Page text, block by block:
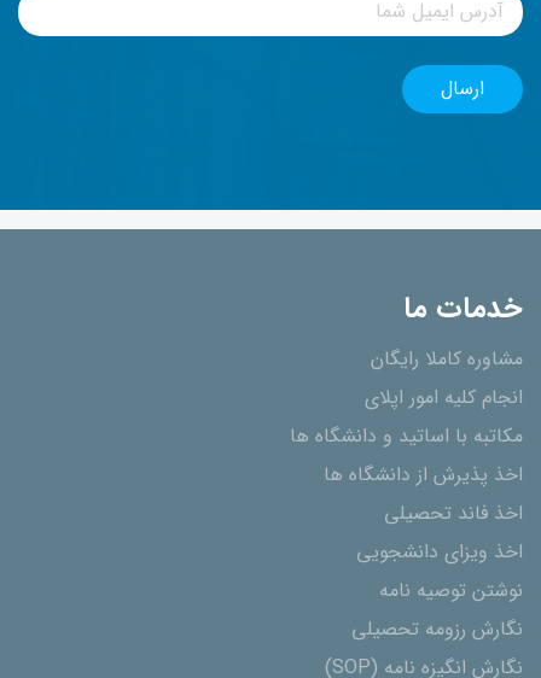
خدمات ما
مشاوره کاملا رایگان
انجام کلیه امور اپلای
مکاتبه با اساتید و دانشگاه ها
اخذ پذیرش از دانشگاه ھا
اخذ فاند تحصیلی
اخذ ویزای دانشجویی
نوشتن توصیه نامه
نگارش رزومه تحصیلی
نگارش انگیزه نامه (SOP)